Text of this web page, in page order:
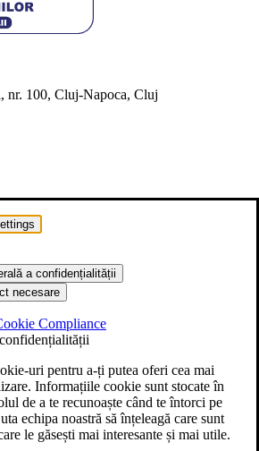
nr. 100, Cluj-Napoca, Cluj
a confidențialității
necesare
Compliance
uri pentru a-ți putea oferi cea mai
Informațiile cookie sunt stocate în
de a te recunoaște când te întorci pe
echipa noastră să înțeleagă care sunt
le găsești mai interesante și mai utile.